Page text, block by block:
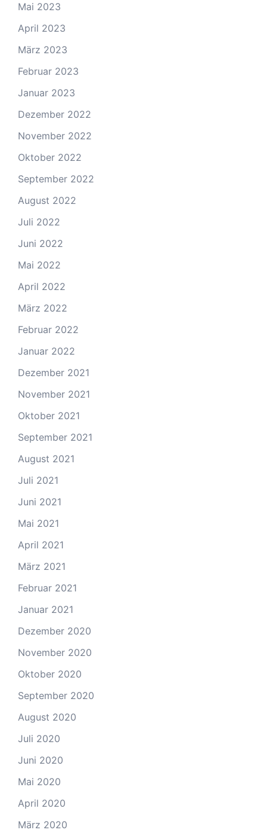
Mai 2023
April 2023
März 2023
Februar 2023
Januar 2023
Dezember 2022
November 2022
Oktober 2022
September 2022
August 2022
Juli 2022
Juni 2022
Mai 2022
April 2022
März 2022
Februar 2022
Januar 2022
Dezember 2021
November 2021
Oktober 2021
September 2021
August 2021
Juli 2021
Juni 2021
Mai 2021
April 2021
März 2021
Februar 2021
Januar 2021
Dezember 2020
November 2020
Oktober 2020
September 2020
August 2020
Juli 2020
Juni 2020
Mai 2020
April 2020
März 2020